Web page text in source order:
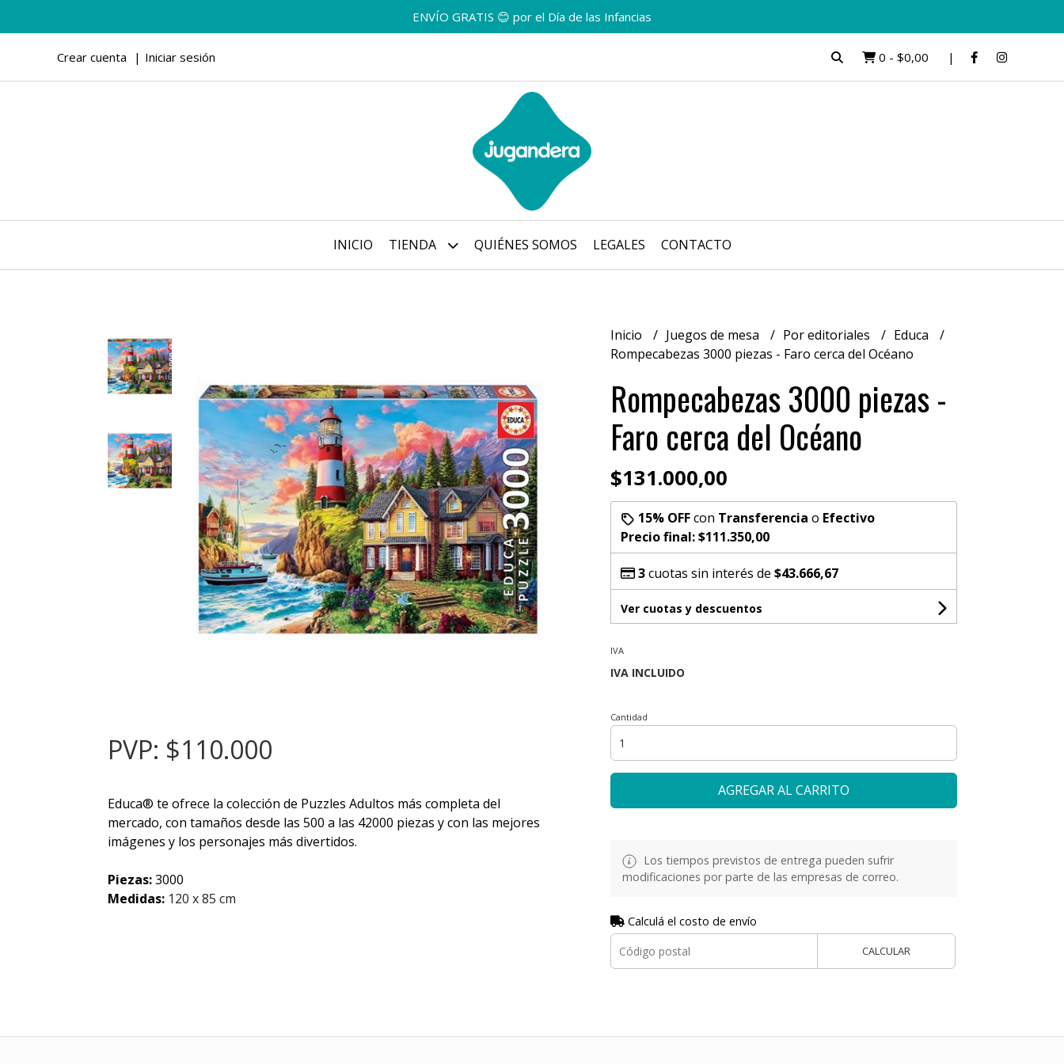
ENVÍO GRATIS 😊 por el Día de las Infancias
Crear cuenta Iniciar sesión 0 - $0,00
INICIO TIENDA QUIÉNES SOMOS LEGALES CONTACTO
PVP: $110.000
Educa® te ofrece la colección de Puzzles Adultos más completa del
mercado, con tamaños desde las 500 a las 42000 piezas y con las mejores
imágenes y los personajes más divertidos.
Piezas:3000
Medidas: 120 x 85 cm
Inicio Juegos de mesa Por editoriales
Educa
Rompecabezas 3000 piezas - Faro cerca del Océano
Rompecabezas 3000 piezas -
Faro cerca del Océano
$131.000,00
15% OFFcon Transferencia o Efectivo
Precio final:$111.350,00
3cuotas sin interés de $43.666,67
Ver cuotas y descuentos
IVA
Cantidad
AGREGAR AL CARRITO
Los tiempos previstos de entrega pueden sufrir
modificaciones por parte de las empresas de correo.
Calculá el costo de envío
CALCULAR